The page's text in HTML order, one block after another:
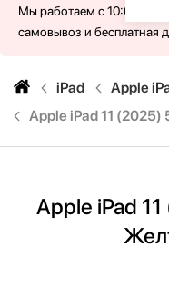
Мы работаем с 10:00 -
самовывоз и бесплатная
iPad Apple
Apple iPad 11 (2025)
Apple iPad